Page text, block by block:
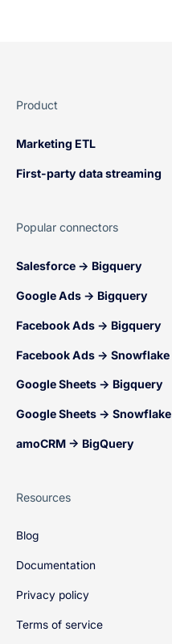
Product
Marketing ETL
First-party data streaming
Popular connectors
Salesforce → Bigquery
Google Ads → Bigquery
Facebook Ads → Bigquery
Facebook Ads → Snowflake
Google Sheets → Bigquery
Google Sheets → Snowflake
amoCRM → BigQuery
Resources
Blog
Documentation
Privacy policy
Terms of service